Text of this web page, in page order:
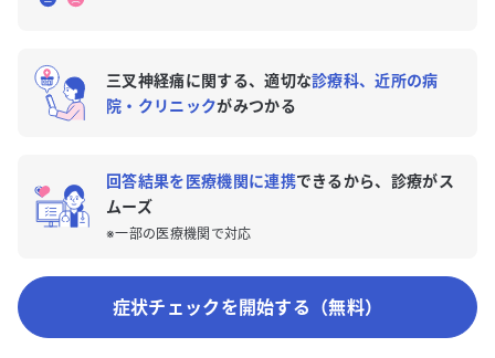
三叉神経痛に関する、適切な診療科、近所の病
院・クリニックがみつかる
回答結果を医療機関に連携できるから、診療がス
ムーズ
※一部の医療機関で対応
症状チェックを開始する（無料）